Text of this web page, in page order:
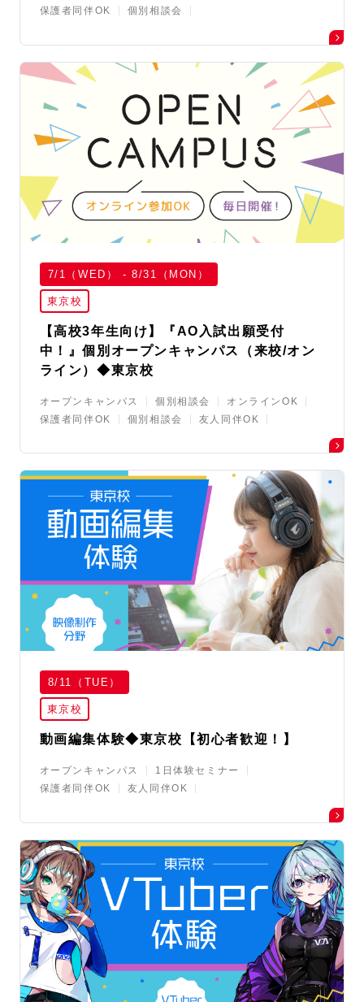
保護者同伴OK
個別相談会
7/1（WED） - 8/31（MON）
東京校
【高校3年生向け】『AO入試出願受付
中！』個別オープンキャンパス（来校/オン
ライン）◆東京校
オープンキャンパス 個別相談会
オンラインOK
保護者同伴OK
個別相談会 友人同伴OK
8/11（TUE）
東京校
動画編集体験◆東京校【初心者歓迎！】
オープンキャンパス
1日体験セミナー
保護者同伴OK
友人同伴OK